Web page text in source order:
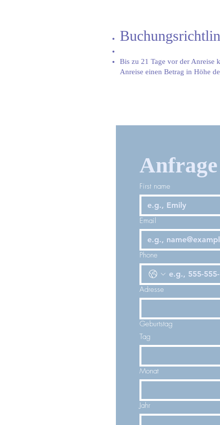
Bis zu 21 Tage vor der Anreise
Anreise einen Betrag in Höhe
First name
Email
Phone
Adresse
Geburtstag
Tag
Monat
Jahr